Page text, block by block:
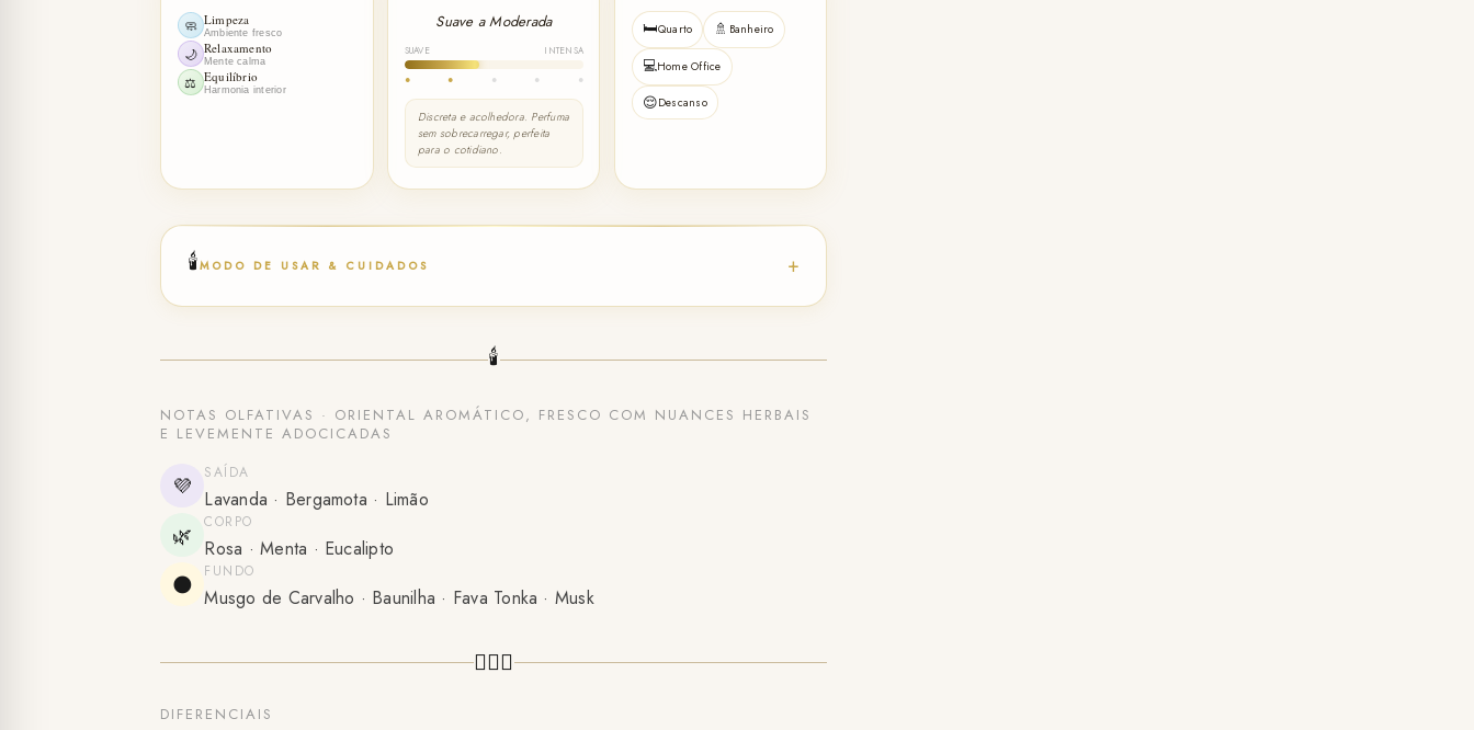
🧼 Limpeza
Ambiente fresco
🌙 Relaxamento
Mente calma
⚖️ Equilíbrio
Harmonia interior
Suave a Moderada
SUAVE INTENSA
● ● ● ● ●
Discreta e acolhedora. Perfuma
sem sobrecarregar, perfeita
para o cotidiano.
🛏️Quarto 🚿 Banheiro
💻Home Office
😌Descanso
🕯️MODO DE USAR & CUIDADOS +
🕯️
NOTAS OLFATIVAS · ORIENTAL AROMÁTICO, FRESCO COM NUANCES HERBAIS
E LEVEMENTE ADOCICADAS
💜 SAÍDA
Lavanda · Bergamota · Limão
🌿 CORPO
Rosa · Menta · Eucalipto
🌑 FUNDO
Musgo de Carvalho · Baunilha · Fava Tonka · Musk
🧚🏻‍♀️
DIFERENCIAIS